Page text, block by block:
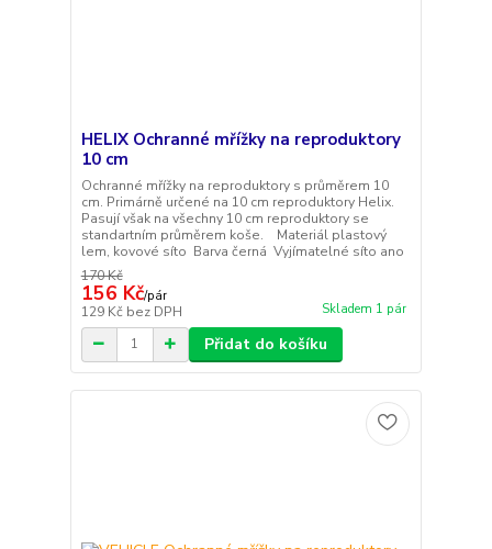
HELIX Ochranné mřížky na reproduktory
10 cm
Ochranné mřížky na reproduktory s průměrem 10
cm. Primárně určené na 10 cm reproduktory Helix.
Pasují však na všechny 10 cm reproduktory se
standartním průměrem koše. Materiál plastový
lem, kovové síto Barva černá Vyjímatelné síto ano
170 Kč
156 Kč/pár
129 Kč bez DPH Skladem 1 pár
Přidat do košíku